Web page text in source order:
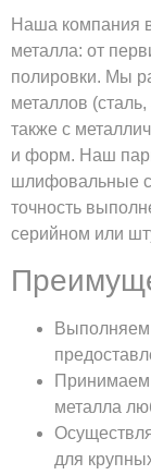
Наша компания
металла: от
полировки. Мы
металлов
также с
и форм. Наш
шлифовальные
точность
серийном или
Принимаем
металла
для